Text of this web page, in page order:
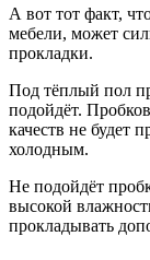
А вот тот факт,
мебели, может
прокладки.
Под тёплый пол
подойдёт.
качеств не будет
холодным.
Не подойдёт
высокой
прокладывать